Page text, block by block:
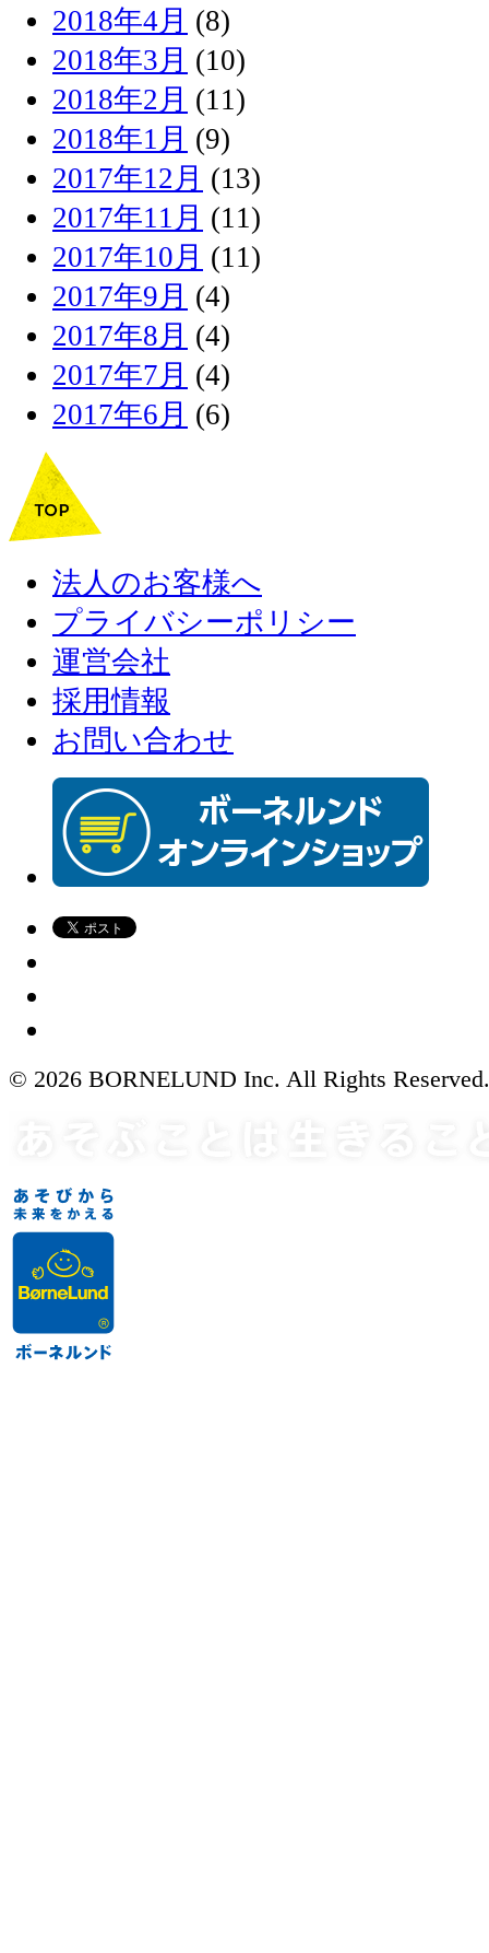
2018年4月 (8)
2018年3月 (10)
2018年2月 (11)
2018年1月 (9)
2017年12月 (13)
2017年11月 (11)
2017年10月 (11)
2017年9月 (4)
2017年8月 (4)
2017年7月 (4)
2017年6月 (6)
法人のお客様へ
プライバシーポリシー
運営会社
採用情報
お問い合わせ
© 2026 BORNELUND Inc. All Rights Reserved.